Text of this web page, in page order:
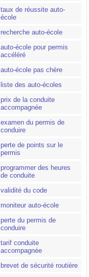
taux de réussite auto-
école
recherche auto-école
auto-école pour permis
accéléré
auto-école pas chère
liste des auto-écoles
prix de la conduite
accompagnée
examen du permis de
conduire
perte de points sur le
permis
programmer des heures
de conduite
validité du code
moniteur auto-école
perte du permis de
conduire
tarif conduite
accompagnée
brevet de sécurité routière